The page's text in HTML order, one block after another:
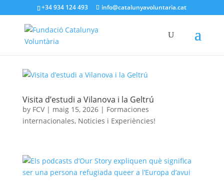
+34 934 124 493 info@catalunyavoluntaria.cat
Visita d’estudi a Vilanova i la Geltrú
by FCV| maig 15, 2026| Formaciones
internacionales, Noticies i Experiències!